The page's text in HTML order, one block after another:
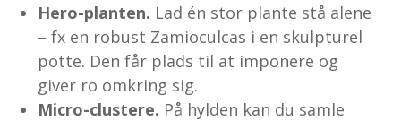
Hero-planten. Lad én stor plante stå alene
– fx en robust Zamioculcas i en skulpturel
potte. Den får plads til at imponere og
giver ro omkring sig.
Micro-clustere. På hylden kan du samle